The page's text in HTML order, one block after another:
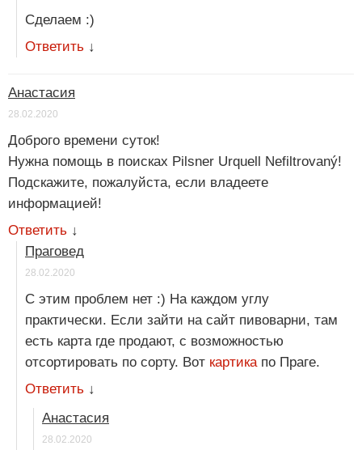
Сделаем :)
Ответить ↓
Анастасия
28.02.2020
Доброго времени суток!
Нужна помощь в поисках Pilsner Urquell Nefiltrovaný!
Подскажите, пожалуйста, если владеете
информацией!
Ответить ↓
Праговед
28.02.2020
С этим проблем нет :) На каждом углу
практически. Если зайти на сайт пивоварни, там
есть карта где продают, с возможностью
отсортировать по сорту. Вот картика по Праге.
Ответить ↓
Анастасия
28.02.2020